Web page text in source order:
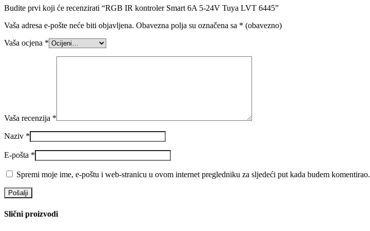
Budite prvi koji će recenzirati “RGB IR kontroler Smart 6A 5-24V Tuya LVT 6445”
Vaša adresa e-pošte neće biti objavljena. Obavezna polja su označena sa * (obavezno)
Vaša ocjena *
Vaša recenzija *
Naziv *
E-pošta *
Spremi moje ime, e-poštu i web-stranicu u ovom internet pregledniku za sljedeći put kada budem komentirao.
Slični proizvodi